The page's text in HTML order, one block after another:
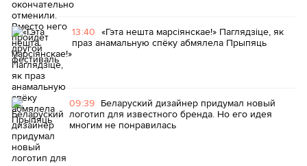
13:40 «Гэта нешта марсіянскае!» Паглядзіце, як
праз анамальную спёку абмялела Прыпяць
09:39 Беларуский дизайнер придумал новый
логотип для известного бренда. Но его идея
многим не понравилась